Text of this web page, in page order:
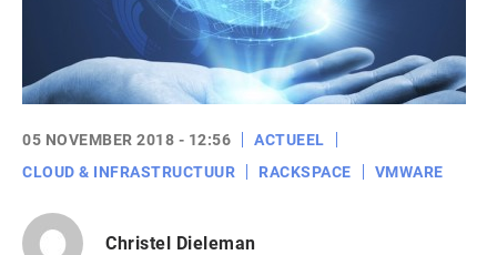
05 NOVEMBER 2018 - 12:56
ACTUEEL
CLOUD & INFRASTRUCTUUR
RACKSPACE VMWARE
Christel Dieleman